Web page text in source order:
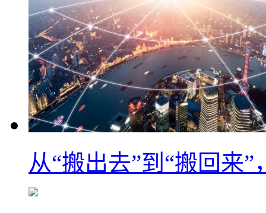
从“搬出去”到“搬回来